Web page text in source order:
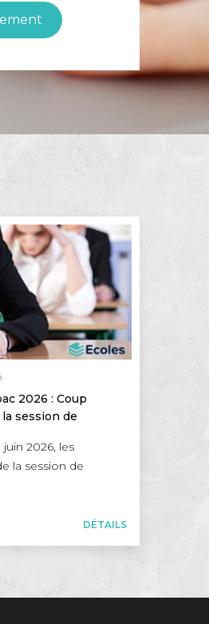
2026 : Coup
session de
juin 2026, les
la session de
DÉTAILS